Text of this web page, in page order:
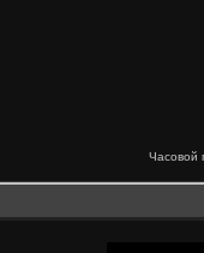
Часовой